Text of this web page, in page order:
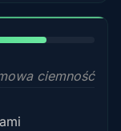
ciemność